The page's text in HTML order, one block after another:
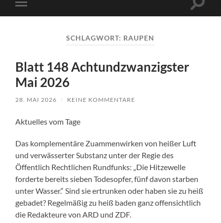
Mobile-
Menü
SCHLAGWORT: RAUPEN
Blatt 148 Achtundzwanzigster
Mai 2026
28. MAI 2026 / KEINE KOMMENTARE
Aktuelles vom Tage
Das komplementäre Zuammenwirken von heißer Luft
und verwässerter Substanz unter der Regie des
Öffentlich Rechtlichen Rundfunks: „Die Hitzewelle
forderte bereits sieben Todesopfer, fünf davon starben
unter Wasser.“ Sind sie ertrunken oder haben sie zu heiß
gebadet? Regelmäßig zu heiß baden ganz offensichtlich
die Redakteure von ARD und ZDF.